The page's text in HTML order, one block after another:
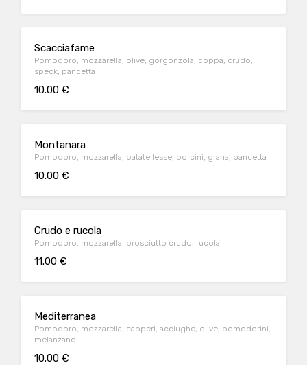
Scacciafame
Pomodoro, mozzarella, olive, gorgonzola, coppa, crudo,
speck, pancetta
10.00 €
Montanara
Pomodoro, mozzarella, patate lesse, porcini, grana, pancetta
10.00 €
Crudo e rucola
Pomodoro, mozzarella, prosciutto crudo, rucola
11.00 €
Mediterranea
Pomodoro, mozzarella, capperi, acciughe, olive, pomodorini,
melanzane
10.00 €